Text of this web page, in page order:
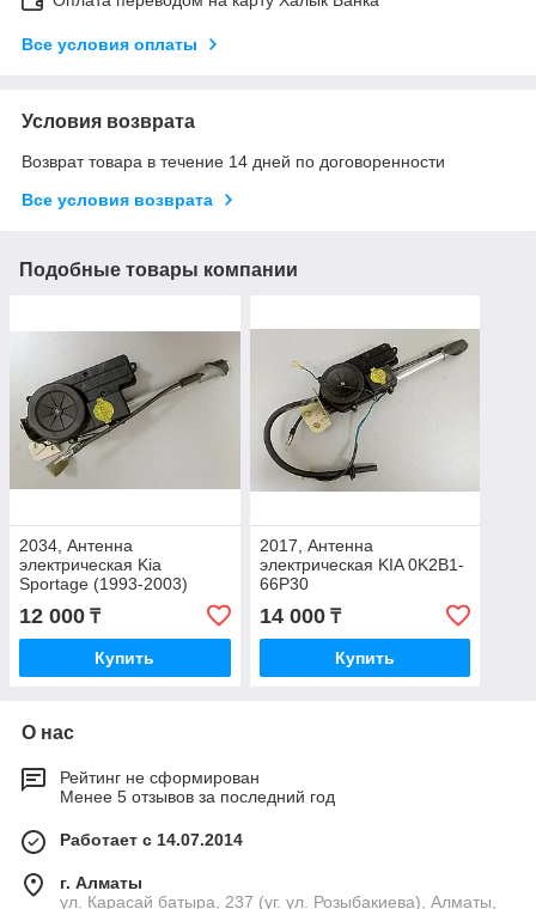
Все условия оплаты
Условия возврата
Возврат товара в течение 14 дней по договоренности
Все условия возврата
Подобные товары компании
2034, Антенна
электрическая Kia
Sportage (1993-2003)
0K012-66930A
12 000 ₸
Купить
2017, Антенна
электрическая KIA 0K2B1-
66P30
14 000₸
Купить
О нас
Рейтинг не сформирован
Менее 5 отзывов за последний год
Работает с 14.07.2014
г. Алматы
ул. Карасай батыра, 237 (уг. ул. Розыбакиева), Алматы,